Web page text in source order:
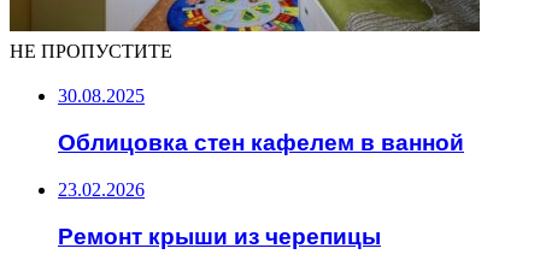
НЕ ПРОПУСТИТЕ
30.08.2025
Облицовка стен кафелем в ванной
23.02.2026
Ремонт крыши из черепицы